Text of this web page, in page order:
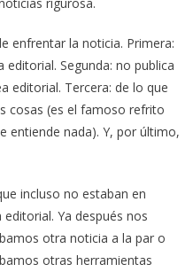
enfrentar la noticia. Primera:
Segunda: no publica
editorial. Tercera: de lo que
cosas (es el famoso refrito
entiende nada). Y, por último,
incluso no estaban en
Ya después nos
otra noticia a la par o
otras herramientas